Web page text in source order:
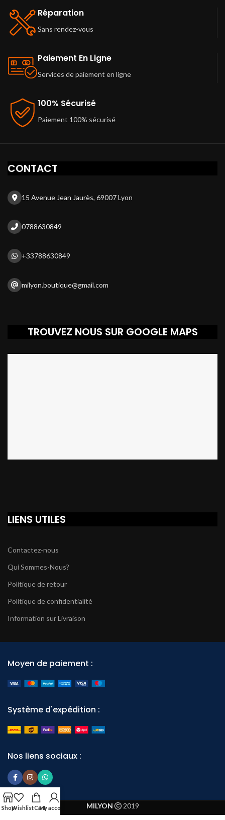
Réparation
Sans rendez-vous
Paiement En Ligne
Services de paiement en ligne
100% Sécurisé
Paiement 100% sécurisé
CONTACT
15 Avenue Jean Jaurès, 69007 Lyon
0788630849
+33788630849
milyon.boutique@gmail.com
TROUVEZ NOUS SUR GOOGLE MAPS
LIENS UTILES
Contactez-nous
Qui Sommes-Nous?
Politique de retour
Politique de confidentialité
Information sur Livraison
Moyen de paiement :
Système d'expédition :
Nos liens sociaux :
MILYON 2019
ShopWishlistCartMy account